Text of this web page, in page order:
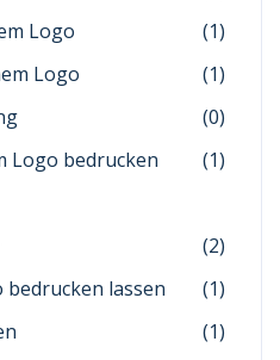
Logo
(1)
Logo
(1)
(0)
Logo bedrucken
(1)
(2)
lassen
(1)
(1)